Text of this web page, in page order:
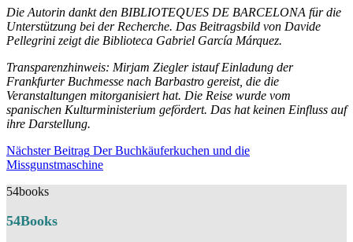
Die Autorin dankt den BIBLIOTEQUES DE BARCELONA für die
Unterstützung bei der Recherche. Das Beitragsbild von Davide
Pellegrini zeigt die Biblioteca Gabriel García Márquez.
Transparenzhinweis: Mirjam Ziegler istauf Einladung der
Frankfurter Buchmesse nach Barbastro gereist, die die
Veranstaltungen mitorganisiert hat. Die Reise wurde vom
spanischen Kulturministerium gefördert. Das hat keinen Einfluss auf
ihre Darstellung.
Beitragsnavigation
Nächster Beitrag Der Buchkäuferkuchen und die
MissgunstmaschineNächster
54books
54Books